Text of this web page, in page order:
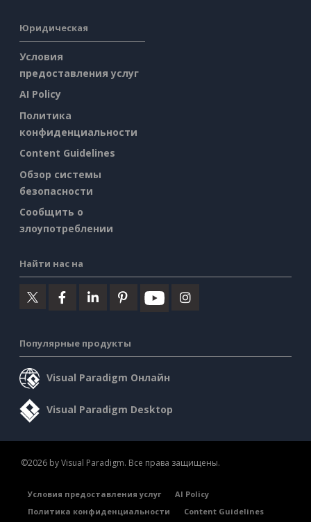
Юридическая
Условия
предоставления услуг
AI Policy
Политика
конфиденциальности
Content Guidelines
Обзор системы
безопасности
Сообщить о
злоупотреблении
Найти нас на
Популярные продукты
Visual Paradigm Онлайн
Visual Paradigm Desktop
©2026 by Visual Paradigm. Все права защищены.
Условия предоставления услуг
AI Policy
Политика конфиденциальности
Content Guidelines